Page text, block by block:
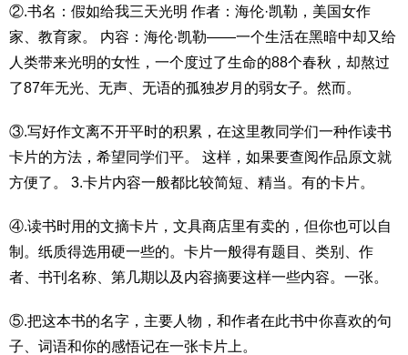
②.书名：假如给我三天光明 作者：海伦·凯勒，美国女作
家、教育家。 内容：海伦·凯勒——一个生活在黑暗中却又给
人类带来光明的女性，一个度过了生命的88个春秋，却熬过
了87年无光、无声、无语的孤独岁月的弱女子。然而。
③.写好作文离不开平时的积累，在这里教同学们一种作读书
卡片的方法，希望同学们平。 这样，如果要查阅作品原文就
方便了。 3.卡片内容一般都比较简短、精当。有的卡片。
④.读书时用的文摘卡片，文具商店里有卖的，但你也可以自
制。纸质得选用硬一些的。卡片一般得有题目、类别、作
者、书刊名称、第几期以及内容摘要这样一些内容。一张。
⑤.把这本书的名字，主要人物，和作者在此书中你喜欢的句
子、词语和你的感悟记在一张卡片上。